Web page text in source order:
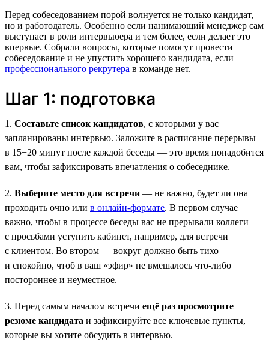
Перед собеседованием порой волнуется не только кандидат,
но и работодатель. Особенно если нанимающий менеджер сам
выступает в роли интервьюера и тем более, если делает это
впервые. Собрали вопросы, которые помогут провести
собеседование и не упустить хорошего кандидата, если
профессионального рекрутера в команде нет.
Шаг 1: подготовка
1. Составьте список кандидатов, с которыми у вас
запланированы интервью. Заложите в расписание перерывы
в 15−20 минут после каждой беседы — это время понадобится
вам, чтобы зафиксировать впечатления о собеседнике.
2. Выберите место для встречи — не важно, будет ли она
проходить очно или в онлайн-формате. В первом случае
важно, чтобы в процессе беседы вас не прерывали коллеги
с просьбами уступить кабинет, например, для встречи
с клиентом. Во втором — вокруг должно быть тихо
и спокойно, чтоб в ваш «эфир» не вмешалось что-либо
постороннее и неуместное.
3. Перед самым началом встречи ещё раз просмотрите
резюме кандидата и зафиксируйте все ключевые пункты,
которые вы хотите обсудить в интервью.